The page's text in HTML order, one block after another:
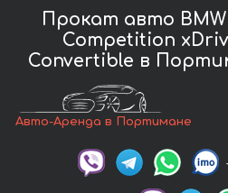
Прокат авто
Competition
Convertible в
Авто-Аренда в Портимане